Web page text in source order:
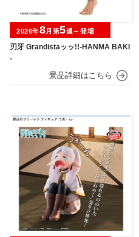
刃牙 Grandistaッッ!!-HANMA BAKI
-
2026年8月第5週～登場